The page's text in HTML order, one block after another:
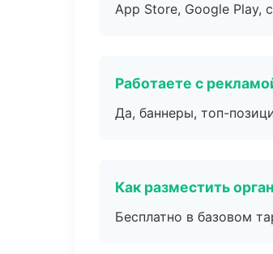
App Store, Google Play,
Работаете с
Да, баннеры, топ-
Как разместить
Бесплатно в базовом